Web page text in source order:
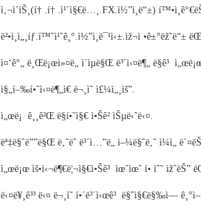
ì‚¬ì´íŠ¸(í† .í† .ì¹´ì§€ë…¸.FX.ì½”ì¸ë“±)
ë²•ì¸ì„¸íƒ.í™˜ì¹˜ê¸°.ì½”ì¸ë¯¹ì‹±.ìž¬ì •ê±°ëž˜ë“±
ì¤‘ê°„ ë¸Œë¡œì»¤ë„ ì´ìµë§Œ ë³´ì‹¤ë¶„ ë§ê³
ì§„í–‰í•˜ì‹¤ë¶„ì€ ë¬¸ì˜ ì£¼ì„¸ìš”.
ì„œë¡ ê¸¸ê²Œ ë§í•˜ì§€ ì•Šê² ìŠµë‹ˆë‹¤.
ëª‡ë§ˆë””ë§Œ ë‚˜ëˆ ë³´ì…”ë„ ì–¼ë§ˆë‚˜ ì¼ì„
ì„œë¡œ ìš•ì‹¬ë¶€ë¦¬ì§€ì•Šê³ ìœˆìœˆ í• ìˆ˜ ìžˆëŠ”
ë‹¤ë¥¸ê³³ ë‹¤ ë¬¸ì˜ í•´ë³´ì‹œê³ ë§ˆì§€ë§‰ì—